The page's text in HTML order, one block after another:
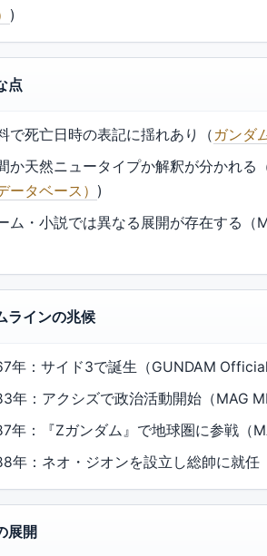
)
点
で死亡日時の表記に揺れあり（ ガンダ
か天然ニュータイプか解釈が分かれ
ータベース） )
ム・小説では異なる展開が存在する（
ラインの兆候
年：サイド3で誕生（GUNDAM
年：アクシズで政治活動開始（MAG
年：『Ζガンダム』で地球圏に参戦（
年：ネオ・ジオンを設立し総帥に就
展開